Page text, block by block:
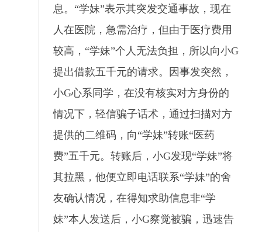
息。“学妹”表示其突发交通事故，现在
人在医院，急需治疗，但由于医疗费用
较高，“学妹”个人无法负担，所以向小G
提出借款五千元的请求。因事发突然，
小G心系同学，在没有核实对方身份的
情况下，轻信骗子话术，通过扫描对方
提供的二维码，向“学妹”转账“医药
费”五千元。转账后，小G发现“学妹”将
其拉黑，他便立即电话联系“学妹”的舍
友确认情况，在得知求助信息非“学
妹”本人发送后，小G察觉被骗，迅速告